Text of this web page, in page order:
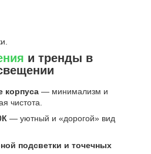
и тренды в
корпуса — минимализм и
чистота.
— уютный и «дорогой» вид
подсветки и точечных